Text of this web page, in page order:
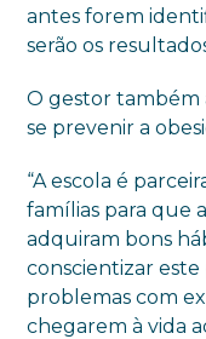
antes forem
serão os
O gestor também
se prevenir a
“A escola é
famílias para que
adquiram bons
conscientizar
problemas com
chegarem à vida